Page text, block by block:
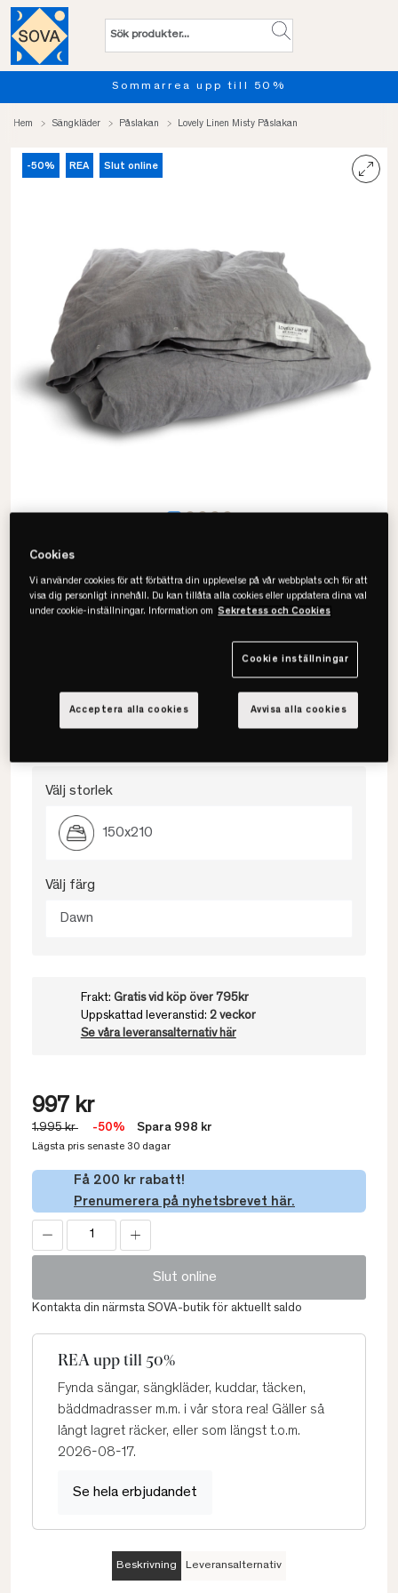
Sommarrea upp till 50%
Hem Sängkläder Påslakan Lovely Linen Misty Påslakan
-50% REA Slut online
• 100% europeiskt lin
• Tunn & luftig
• Flera färger & storlekar
Välj storlek
150x210
Välj färg
Dawn
Frakt: Gratis vid köp över 795kr
Uppskattad leveranstid: 2 veckor
Se våra leveransalternativ här
997 kr
1.995 kr -50% Spara 998 kr
Lägsta pris senaste 30 dagar
Få 200 kr rabatt!
Prenumerera på nyhetsbrevet här.
Slut online
Kontakta din närmsta SOVA-butik för aktuellt saldo
REA upp till 50%
Fynda sängar, sängkläder, kuddar, täcken,
bäddmadrasser m.m. i vår stora rea! Gäller så
långt lagret räcker, eller som längst t.o.m.
2026-08-17.
Se hela erbjudandet
Beskrivning Leveransalternativ
Cookies
Vi använder cookies för att förbättra din upplevelse på vår webbplats och för att
visa dig personligt innehåll. Du kan tillåta alla cookies eller uppdatera dina val
under cookie-inställningar. Information om Sekretess och Cookies
Cookie inställningar
Avvisa alla cookies
Acceptera alla cookies